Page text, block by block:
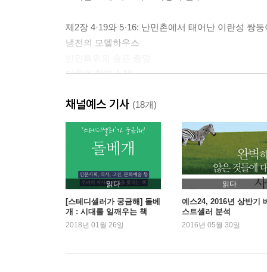
제2장 4·19와 5·16: 난민촌에서 태어난 이란성 쌍둥
냉전의 모델하우스
미완의 혁명 4·19
제3장 경제발전의 빛과 그늘: 절대빈곤, 고도성장,
한강의 기적
이륙에서 대중소비사회로
한국형 경제성장의 비결
외환위기, 원인과 결과
양극화의 시대
채널예스 기사 (18개)
읽다
[스테디셀러가 궁금해] 돌베
개 : 시대를 일깨우는 책
2018년 01월 26일
읽다
예스24, 2016년 상반기
스트셀러 분석
2016년 05월 30일